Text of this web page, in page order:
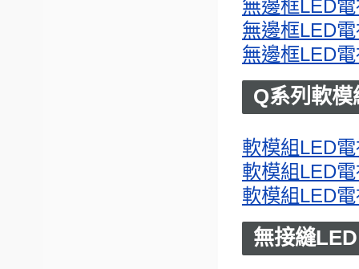
無邊框LED
無邊框LED
無邊框LED
Q系列軟
軟模組LED
軟模組LED
軟模組LED
無接縫